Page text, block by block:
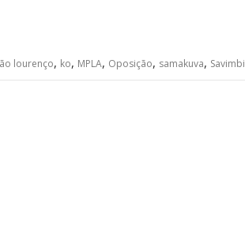
lourenço, ko, MPLA, Oposição, samakuva, Savimbi